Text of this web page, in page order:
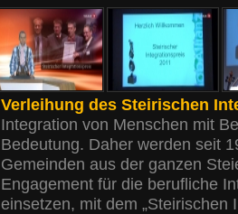
Verleihung des Steirischen
Integration von Menschen mit
Bedeutung. Daher werden seit
Gemeinden aus der ganzen
Engagement für die berufliche
einsetzen, mit dem „Steirischen